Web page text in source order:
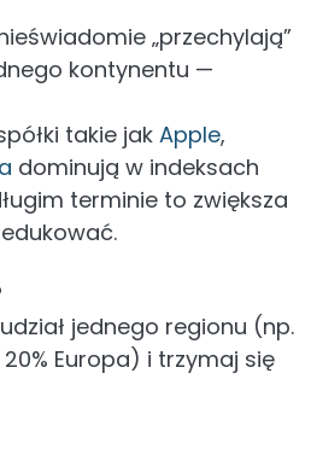
„przechylają”
kontynentu —
takie jak Apple,
dominują w indeksach
terminie to zwiększa
jednego regionu (np.
20% Europa) i trzymaj się